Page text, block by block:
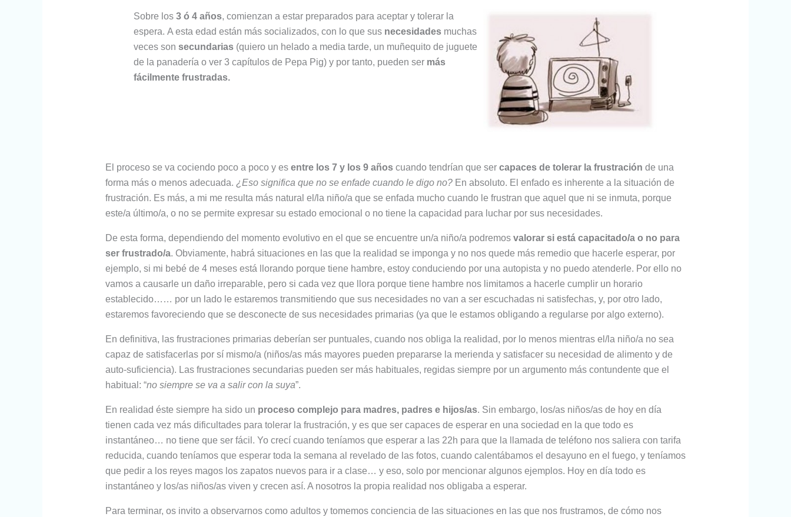
Sobre los3 ó 4 años, comienzan a estar preparados para aceptar y tolerar la
espera. A esta edad están más socializados, con lo que sus necesidadesmuchas
veces son secundarias(quiero un helado a media tarde, un muñequito de juguete
de la panadería o ver 3 capítulos de Pepa Pig) y por tanto, pueden ser más
fácilmente frustradas.
El proceso se va cociendo poco a poco y es entre los 7 y los 9 añoscuando tendrían que ser capaces de tolerar la frustración de una
forma más o menos adecuada. ¿Eso significa que no se enfade cuando le digo no?En absoluto. El enfado es inherente a la situación de
frustración. Es más, a mi me resulta más natural el/la niño/a que se enfada mucho cuando le frustran que aquel que ni se inmuta, porque
este/a último/a, o no se permite expresar su estado emocional o no tiene la capacidad para luchar por sus necesidades.
De esta forma, dependiendo del momento evolutivo en el que se encuentre un/a niño/a podremos valorar si está capacitado/a o no para
ser frustrado/a. Obviamente, habrá situaciones en las que la realidad se imponga y no nos quede más remedio que hacerle esperar, por
ejemplo, si mi bebé de 4 meses está llorando porque tiene hambre, estoy conduciendo por una autopista y no puedo atenderle. Por ello no
vamos a causarle un daño irreparable, pero si cada vez que llora porque tiene hambre nos limitamos a hacerle cumplir un horario
establecido…… por un lado le estaremos transmitiendo que sus necesidades no van a ser escuchadas ni satisfechas, y, por otro lado,
estaremos favoreciendo que se desconecte de sus necesidades primarias (ya que le estamos obligando a regularse por algo externo).
En definitiva, las frustraciones primarias deberían ser puntuales, cuando nos obliga la realidad, por lo menos mientras el/la niño/a no sea
capaz de satisfacerlas por sí mismo/a (niños/as más mayores pueden prepararse la merienda y satisfacer su necesidad de alimento y de
auto-suficiencia). Las frustraciones secundarias pueden ser más habituales, regidas siempre por un argumento más contundente que el
habitual: “no siempre se va a salir con la suya”.
En realidad éste siempre ha sido un proceso complejo para madres, padres e hijos/as. Sin embargo, los/as niños/as de hoy en día
tienen cada vez más dificultades para tolerar la frustración, y es que ser capaces de esperar en una sociedad en la que todo es
instantáneo… no tiene que ser fácil. Yo crecí cuando teníamos que esperar a las 22h para que la llamada de teléfono nos saliera con tarifa
reducida, cuando teníamos que esperar toda la semana al revelado de las fotos, cuando calentábamos el desayuno en el fuego, y teníamos
que pedir a los reyes magos los zapatos nuevos para ir a clase… y eso, solo por mencionar algunos ejemplos. Hoy en día todo es
instantáneo y los/as niños/as viven y crecen así. A nosotros la propia realidad nos obligaba a esperar.
Para terminar, os invito a observarnos como adultos y tomemos conciencia de las situaciones en las que nos frustramos, de cómo nos